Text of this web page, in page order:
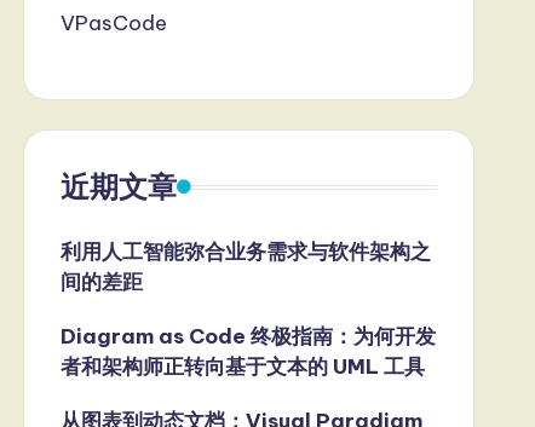
VPasCode
近期文章
利用人工智能弥合业务需求与软件架构之
间的差距
Diagram as Code 终极指南：为何开发
者和架构师正转向基于文本的 UML 工具
从图表到动态文档：Visual Paradigm